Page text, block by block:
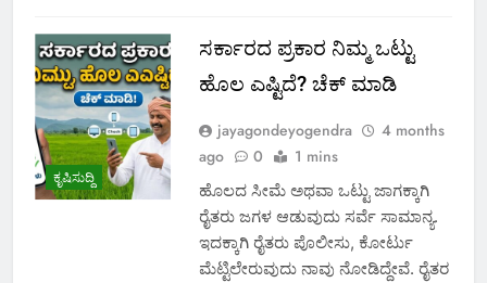
ಕೃಷಿಸುದ್ದಿ
ಸರ್ಕಾರದ ಪ್ರಕಾರ ನಿಮ್ಮ ಒಟ್ಟು
ಹೊಲ ಎಷ್ಟಿದೆ? ಚೆಕ್ ಮಾಡಿ
jayagondeyogendra
4 months
ago
0 1 mins
ಹೊಲದ ಸೀಮೆ ಅಥವಾ ಒಟ್ಟು ಜಾಗಕ್ಕಾಗಿ
ರೈತರು ಜಗಳ ಆಡುವುದು ಸರ್ವೆ ಸಾಮಾನ್ಯ.
ಇದಕ್ಕಾಗಿ ರೈತರು ಪೊಲೀಸು, ಕೋರ್ಟು
ಮೆಟ್ಟಿಲೇರುವುದು ನಾವು ನೋಡಿದ್ದೇವೆ. ರೈತರ